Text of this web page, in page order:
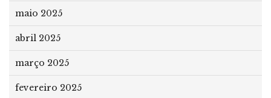
maio 2025
abril 2025
março 2025
fevereiro 2025